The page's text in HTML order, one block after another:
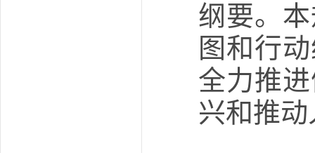
纲要。
图和行
全力推
兴和推